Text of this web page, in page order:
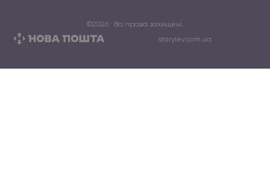
©2026· Всі права захищені.
starylev.com.ua